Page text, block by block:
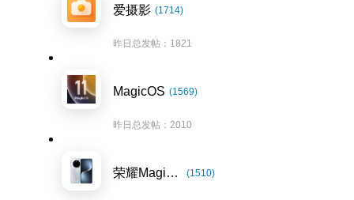
爱摄影 (1714)
昨日总发帖：1821
MagicOS (1569)
昨日总发帖：2010
荣耀Magic7系列 (1510)